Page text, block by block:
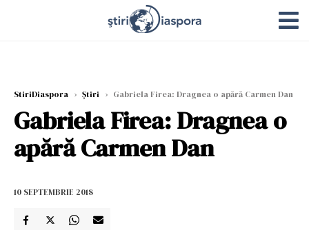
StiriDiaspora › Știri › Gabriela Firea: Dragnea o apără Carmen Dan
Gabriela Firea: Dragnea o
apără Carmen Dan
10 SEPTEMBRIE 2018